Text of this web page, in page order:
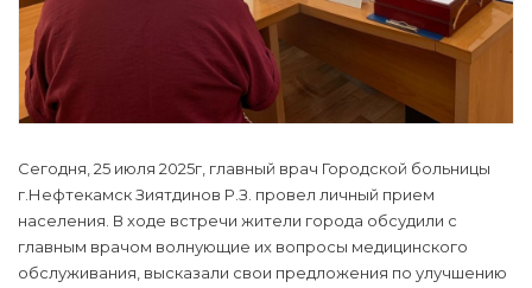
Сегодня, 25 июля 2025г, главный врач Городской больницы
г.Нефтекамск Зиятдинов Р.З. провел личный прием
населения. В ходе встречи жители города ‍‍‍обсудили с
главным врачом волнующие их вопросы медицинского
обслуживания, высказали свои предложения по улучшению